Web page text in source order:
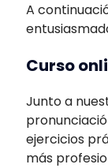
A
Curso
Junto a
ejercicios
más